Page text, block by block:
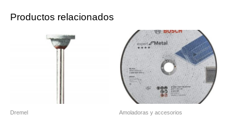
Productos relacionados
Dremel Amoladoras y accesorios